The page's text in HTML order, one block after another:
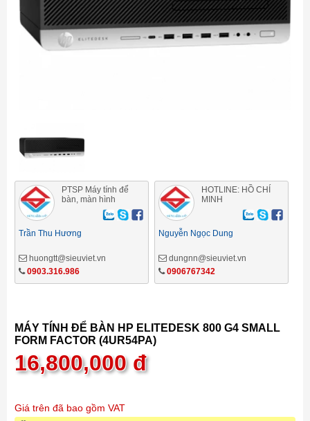
PTSP Máy tính để
bàn, màn hình
Trần Thu Hương
huongtt@sieuviet.vn
0903.316.986
HOTLINE: HỒ CHÍ
MINH
Nguyễn Ngọc Dung
dungnn@sieuviet.vn
0906767342
MÁY TÍNH ĐỂ BÀN HP ELITEDESK 800 G4 SMALL
FORM FACTOR (4UR54PA)
16,800,000đ
Giá trên đã bao gồm VAT